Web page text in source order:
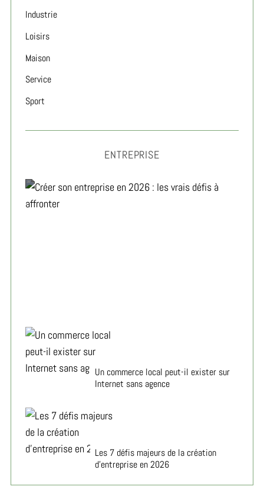
Industrie
Loisirs
Maison
Service
Sport
ENTREPRISE
Un commerce local peut-il exister sur
Internet sans agence
Les 7 défis majeurs de la création
d’entreprise en 2026